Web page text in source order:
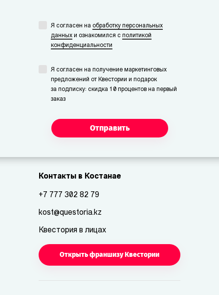
Я согласен на обработку персональных
данных и ознакомился с политикой
конфиденциальности
Я согласен на получение маркетинговых
предложений от Квестории и подарок
за подписку: скидка 10 процентов на первый
заказ
Отправить
Контакты в Костанае
+7 777 302 82 79
kost@questoria.kz
Квестория в лицах
Открыть франшизу Квестории